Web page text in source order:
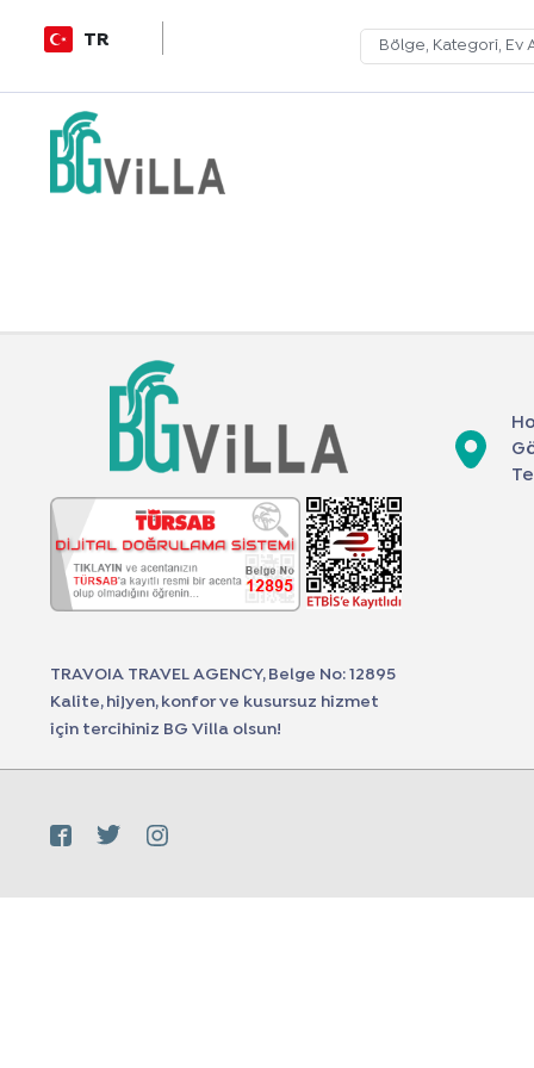
TR
TRAVOIA TRAVEL AGENCY, Belge No: 12895
Kalite, hijyen, konfor ve kusursuz hizmet
için tercihiniz BG Villa olsun!